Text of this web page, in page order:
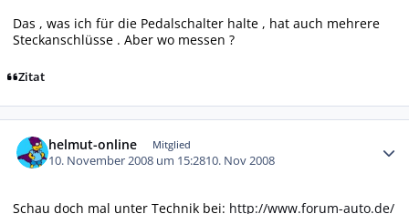
Das , was ich für die Pedalschalter halte , hat auch mehrere
Steckanschlüsse . Aber wo messen ?
Zitat
helmut-online Mitglied
10. November 2008 um 15:2810. Nov 2008
Schau doch mal unter Technik bei: http://www.forum-auto.de/